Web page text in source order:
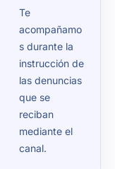
Te
acompañamo
s durante la
instrucción de
las denuncias
que se
reciban
mediante el
canal.